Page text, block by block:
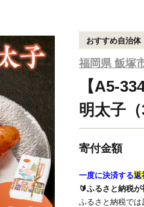
おすすめ自治体
福岡県 飯塚
【A5-
明太子（
寄付金額
一度に決済する返
🔰ふるさと納税
ふるさと納税では